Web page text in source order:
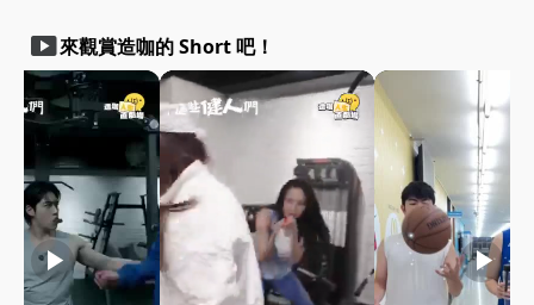
smart_display來觀賞造咖的 Short 吧！
play_arrow play_arrow play_arrow